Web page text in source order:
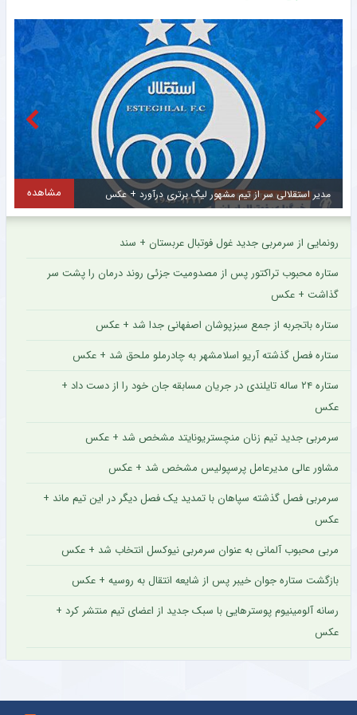
مشاهده
رونمایی از سرمربی جدید غول فوتبال عربستان + سند
ستاره محبوب تراکتور پس از مصدومیت جزئی روند درمان را پشت سر
گذاشت + عکس
ستاره باتجربه از جمع سبزپوشان اصفهانی جدا شد + عکس
ستاره فصل گذشته آریو اسلامشهر به چادرملو ملحق شد + عکس
ستاره ۲۴ ساله تایلندی در جریان مسابقه جان خود را از دست داد +
عکس
سرمربی جدید تیم زنان منچستریونایتد مشخص شد + عکس
مشاور عالی مدیرعامل پرسپولیس مشخص شد + عکس
سرمربی فصل گذشته سپاهان با تمدید یک فصل دیگر در این تیم ماند +
عکس
مربی محبوب آلمانی به عنوان سرمربی نیوکسل انتخاب شد + عکس
بازگشت ستاره جوان خیبر پس از شایعه انتقال به روسیه + عکس
رسانه آلومینیوم پوسترهایی با سبک جدید از اعضای تیم منتشر کرد +
عکس